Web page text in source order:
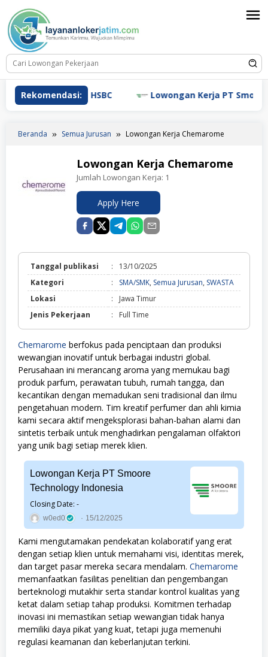
konten
Rekomendasi:
Lowongan Kerja HSBC Lowongan Kerja PT Smoore
Beranda Semua Jurusan Lowongan Kerja Chemarome
Lowongan Kerja Chemarome
Jumlah Lowongan Kerja: 1
Apply Here
Tanggal publikasi :
13/10/2025
Kategori
: SMA/SMK, Semua Jurusan, SWASTA
Semua
SWASTA
Lokasi :
Jawa Timur
Jenis Pekerjaan
: Full Time
Chemarome berfokus pada penciptaan dan produksi
wewangian inovatif untuk berbagai industri global.
Perusahaan ini merancang aroma yang memukau bagi
produk parfum, perawatan tubuh, rumah tangga, dan
kecantikan dengan memadukan seni tradisional dan ilmu
pengetahuan modern. Tim kreatif perfumer dan ahli kimia
kami secara aktif mengeksplorasi bahan-bahan alami dan
sintetis terbaik untuk menghadirkan pengalaman olfaktori
yang unik bagi setiap merek klien.
Lowongan Kerja PT Smoore
Technology Indonesia
Closing Date: -
w0ed0 15/12/2025
Kami mengutamakan pendekatan kolaboratif yang erat
dengan setiap klien untuk memahami visi, identitas merek,
dan target pasar mereka secara mendalam. Chemarome
memanfaatkan fasilitas penelitian dan pengembangan
berteknologi mutakhir serta standar kontrol kualitas yang
ketat dalam setiap tahap produksi. Komitmen terhadap
inovasi ini memastikan setiap wewangian tidak hanya
memiliki daya pikat yang kuat, tetapi juga memenuhi
regulasi keamanan dan keberlanjutan terkini.